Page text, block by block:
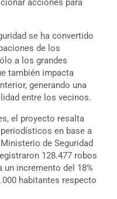
acciones para
se ha convertido
de los
a los grandes
también impacta
generando una
entre los vecinos.
el proyecto resalta
en base a
de Seguridad
128.477 robos
un incremento del 18%
habitantes respecto